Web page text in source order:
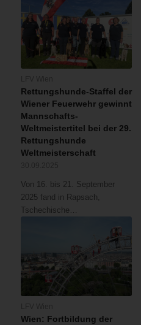
Rettungshunde-Staffel der
Wiener Feuerwehr gewinnt
Mannschafts-
Weltmeistertitel bei der 29.
Rettungshunde
Weltmeisterschaft
Von 16. bis 21. September
2025 fand in Rapsach,
Tschechische…
Wien: Fortbildung der